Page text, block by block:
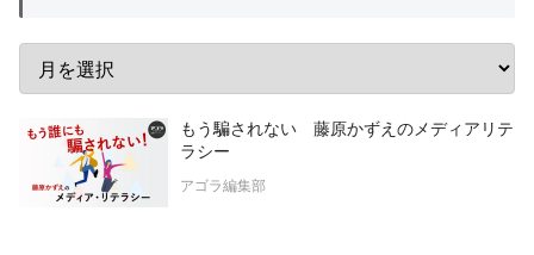
もう騙されない 藤原かずえのメディアリテ
ラシー
アゴラ編集部